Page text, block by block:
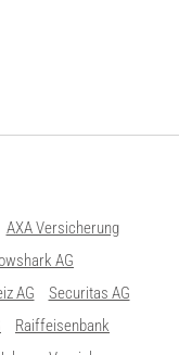
AXA Versicherung
AG
AG
Securitas AG
Raiffeisenbank